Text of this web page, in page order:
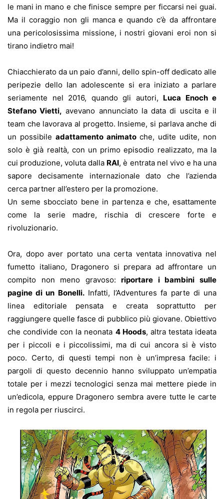
le mani in mano e che finisce sempre per ficcarsi nei guai.
Ma il coraggio non gli manca e quando c’è da affrontare
una pericolosissima missione, i nostri giovani eroi non si
tirano indietro mai!
Chiacchierato da un paio d’anni, dello spin-off dedicato alle
peripezie dello Ian adolescente si era iniziato a parlare
seriamente nel 2016, quando gli autori, Luca Enoch e
Stefano Vietti, avevano annunciato la data di uscita e il
team che lavorava al progetto. Insieme, si parlava anche di
un possibile adattamento animatoche, udite udite, non
solo è già realtà, con un primo episodio realizzato, ma la
cui produzione, voluta dalla RAI, è entrata nel vivo e ha una
sapore decisamente internazionale dato che l’azienda
cerca partner all’estero per la promozione.
Un seme sbocciato bene in partenza e che, esattamente
come la serie madre, rischia di crescere forte e
rivoluzionario.
Ora, dopo aver portato una certa ventata innovativa nel
fumetto italiano, Dragonero si prepara ad affrontare un
compito non meno gravoso:riportare i bambini sulle
pagine di un Bonelli.Infatti, l’Adventures fa parte di una
linea editoriale pensata e creata soprattutto per
raggiungere quelle fasce di pubblico più giovane. Obiettivo
che condivide con la neonata 4 Hoods, altra testata ideata
per i piccoli e i piccolissimi, ma di cui ancora si è visto
poco. Certo, di questi tempi non è un’impresa facile: i
pargoli di questo decennio hanno sviluppato un’empatia
totale per i mezzi tecnologici senza mai mettere piede in
un’edicola, eppure Dragonero sembra avere tutte le carte
in regola per riuscirci.